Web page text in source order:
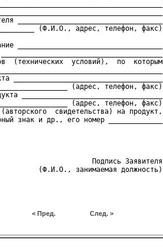
(Ф.И.О., адрес, телефон, факс)
условий),  по  которым
(адрес, телефон, факс)
(адрес, телефон, факс)
свидетельства) на продукт,
знак и др., его номер _____________
Подпись Заявителя
< Пред.
След. >